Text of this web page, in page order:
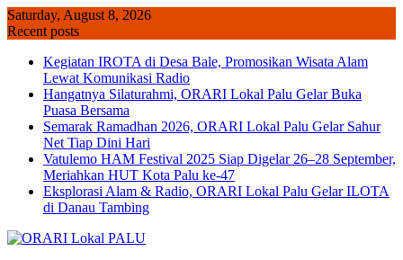
Skip
to
Saturday, August 8, 2026
Recent posts
Kegiatan IROTA di Desa Bale, Promosikan Wisata Alam
Lewat Komunikasi Radio
Hangatnya Silaturahmi, ORARI Lokal Palu Gelar Buka
Puasa Bersama
Semarak Ramadhan 2026, ORARI Lokal Palu Gelar Sahur
Net Tiap Dini Hari
Vatulemo HAM Festival 2025 Siap Digelar 26–28 September,
Meriahkan HUT Kota Palu ke-47
Eksplorasi Alam & Radio, ORARI Lokal Palu Gelar ILOTA
di Danau Tambing